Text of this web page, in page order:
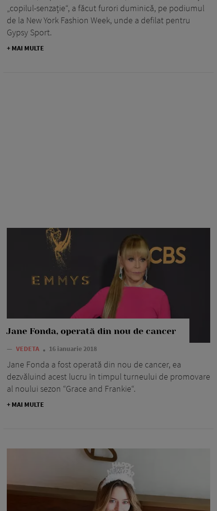
„copilul-senzație“, a făcut furori duminică, pe podiumul
de la New York Fashion Week, unde a defilat pentru
Gypsy Sport.
+ MAI MULTE
Jane Fonda, operată din nou de cancer
— VEDETA 16 ianuarie 2018
Jane Fonda a fost operată din nou de cancer, ea
dezvăluind acest lucru în timpul turneului de promovare
al noului sezon “Grace and Frankie“.
+ MAI MULTE